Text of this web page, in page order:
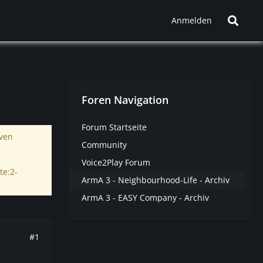
Anmelden
#1
Foren Navigation
Forum Startseite
Community
Voice2Play Forum
ArmA 3 - Neighbourhood-Life - Archiv
ArmA 3 - EASY Company - Archiv